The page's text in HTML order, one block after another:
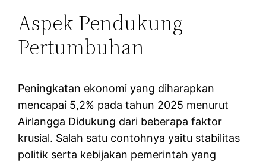
Aspek Pendukung
Pertumbuhan
Peningkatan ekonomi yang diharapkan
mencapai 5,2% pada tahun 2025 menurut
Airlangga Didukung dari beberapa faktor
krusial. Salah satu contohnya yaitu stabilitas
politik serta kebijakan pemerintah yang